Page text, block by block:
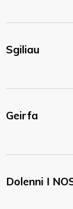
Sgiliau
Geirfa
Dolenni I